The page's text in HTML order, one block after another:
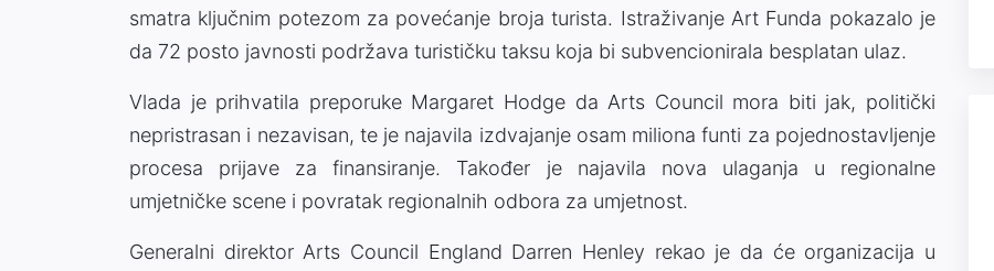
smatra ključnim potezom za povećanje broja turista. Istraživanje Art Funda pokazalo je
da 72 posto javnosti podržava turističku taksu koja bi subvencionirala besplatan ulaz.
Vlada je prihvatila preporuke Margaret Hodge da Arts Council mora biti jak, politički
nepristrasan i nezavisan, te je najavila izdvajanje osam miliona funti za pojednostavljenje
procesa prijave za finansiranje. Također je najavila nova ulaganja u regionalne
umjetničke scene i povratak regionalnih odbora za umjetnost.
Generalni direktor Arts Council England Darren Henley rekao je da će organizacija u